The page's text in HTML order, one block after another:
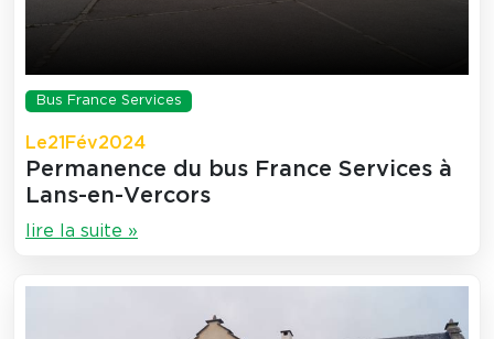
Bus France Services
Le21 Fév2024
Permanence du bus France Services à
Lans-en-Vercors
lire la suite »